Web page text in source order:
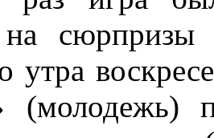
на
утра
(молодежь)